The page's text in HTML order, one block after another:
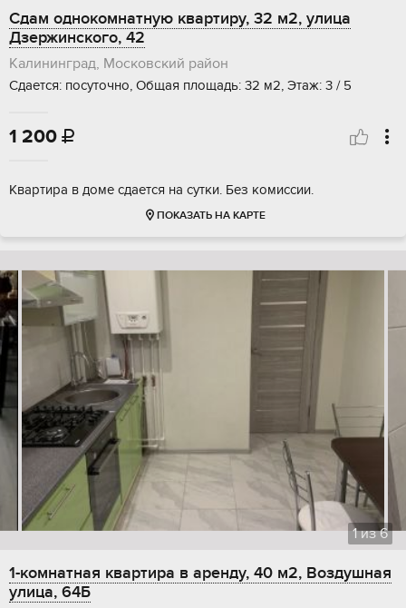
Сдам однокомнатную квартиру, 32 м2, улица
Дзержинского, 42
Калининград, Московский район
Сдается: посуточно, Общая площадь: 32 м2, Этаж: 3 / 5
1 200 
Квартира в доме сдается на сутки. Без комиссии.
ПОКАЗАТЬ НА КАРТЕ
1из6
1-комнатная квартира в аренду, 40 м2, Воздушная
улица, 64Б